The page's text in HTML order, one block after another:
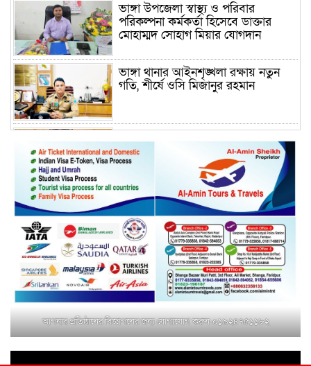
ভাঙ্গা উপজেলা স্বাস্থ্য ও পরিবার
পরিকল্পনা কর্মকর্তা হিসেবে ডাক্তার
মোহাম্মদ সোহাগ মিয়ার যোগদান
ভাঙ্গা থানার আইনশৃঙ্খলা রক্ষায় নতুন
গতি, শীর্ষে ওসি মিজানুর রহমান
ময়মনসিংহের অতিরিক্ত জেলা প্রশাসক
(রাজস্ব) আজিম উদ্দিন ভূমি মন্ত্রণালয়ে
পদায়ন
সাবেক এমপির প্রেস সেক্রেটারি রফিকের
ক্ষমতার দাপট ও গণ-অসন্তোষের তথ্য
গায়েব করে ত্রিশাল থানার সাজানো
রিপোর্ট
মুক্তাগাছায় জুলাই শহীদ সামিদের কবর
জিয়ারত ও পৌর কমিটির কার্যক্রম শুরু
শহিদুল ইসলাম বাবুলের হাত ধরে বদলে
আপনার প্রতিষ্ঠানের বিজ্ঞাপনের জন্য যোগাযোগ করুন-০১৯২৪৭৫১১৮২